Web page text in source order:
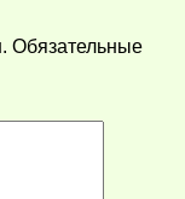
Обязательные